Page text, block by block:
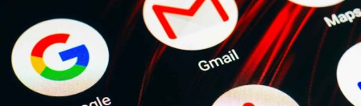
gelişme yaşandı. Artık geleneksel şifreler
yerine, daha güvenli ve pratik bir yöntemle
e-posta hesaplarınıza erişim sağlanacak.